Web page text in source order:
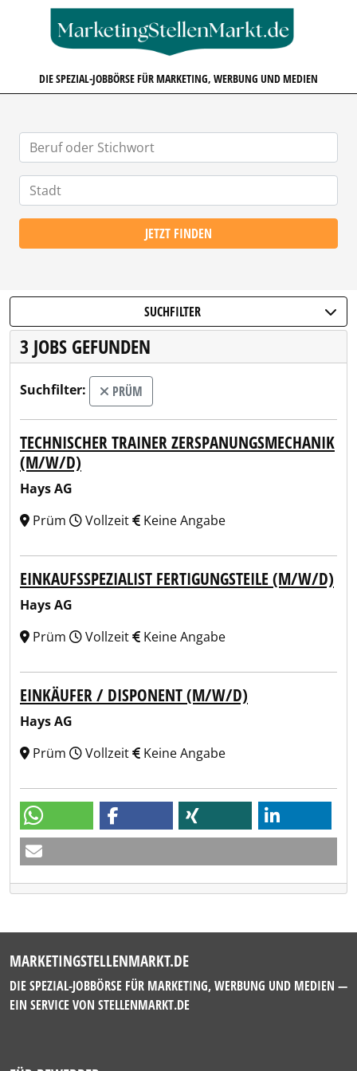
DIE SPEZIAL-JOBBÖRSE FÜR MARKETING, WERBUNG UND MEDIEN
JETZT FINDEN
SUCHFILTER
3 JOBS GEFUNDEN
Suchfilter: PRÜM
TECHNISCHER TRAINER ZERSPANUNGSMECHANIK
(M/W/D)
Hays AG
Prüm
Vollzeit Keine Angabe
EINKAUFSSPEZIALIST FERTIGUNGSTEILE (M/W/D)
Hays AG
Prüm
Vollzeit Keine Angabe
EINKÄUFER / DISPONENT (M/W/D)
Hays AG
Prüm
Vollzeit Keine Angabe
MARKETINGSTELLENMARKT.DE
DIE SPEZIAL-JOBBÖRSE FÜR MARKETING, WERBUNG UND MEDIEN —
EIN SERVICE VON STELLENMARKT.DE